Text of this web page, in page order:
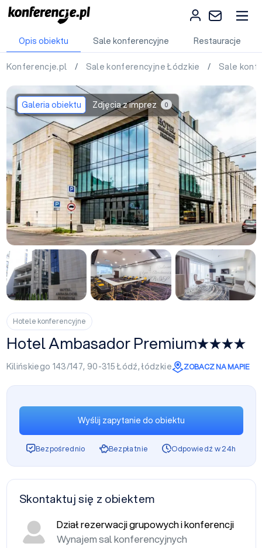
Opis obiektu Sale konferencyjne Restauracje
Konferencje.pl / Sale konferencyjne Łódzkie / Sale
Galeria obiektu Zdjęcia z imprez 0
Hotele konferencyjne
Hotel Ambasador Premium
Kilińskiego 143/147, 90-315Łódź,łódzkie ZOBACZ NA MAPIE
Wyślij zapytanie do obiektu
Bezpośrednio Bezpłatnie Odpowiedź w 24h
Skontaktuj się z obiektem
Dział rezerwacji grupowych i konferencji
Wynajem sal konferencyjnych